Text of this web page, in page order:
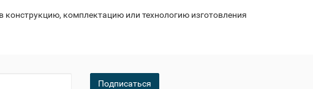
конструкцию, комплектацию или технологию изготовления
Подписаться